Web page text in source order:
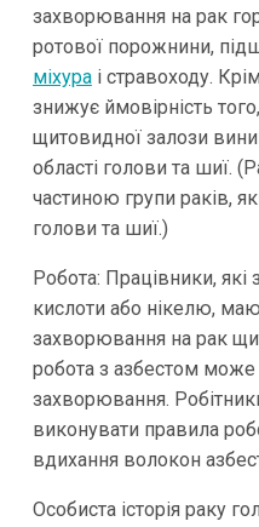
захворювання на рак
ротової порожнини,
міхураі стравоходу.
знижує ймовірність
щитовидної залози
області голови та шиї.
частиною групи раків,
голови та шиї.)
Робота: Працівники, які
кислоти або нікелю,
захворювання на рак
робота з азбестом
захворювання.
виконувати правила
вдихання волокон
Особиста історія раку